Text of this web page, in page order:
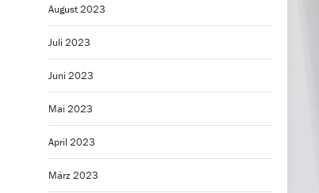
August 2023
Juli 2023
Juni 2023
Mai 2023
April 2023
März 2023